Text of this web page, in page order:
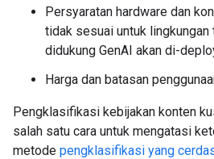
Persyaratan hardware dan
tidak sesuai untuk
didukung GenAI akan di-
Harga dan batasan
Pengklasifikasi kebijakan konten
salah satu cara untuk mengatasi
metode pengklasifikasi yang